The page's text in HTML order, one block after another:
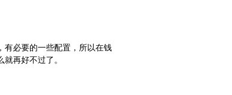
有必要的一些配置，所以在钱
再好不过了。